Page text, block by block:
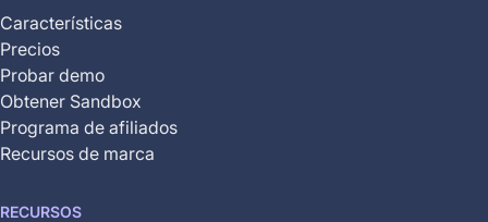
available
Características
Precios
Probar demo
Obtener Sandbox
Programa de afiliados
Recursos de marca
RECURSOS